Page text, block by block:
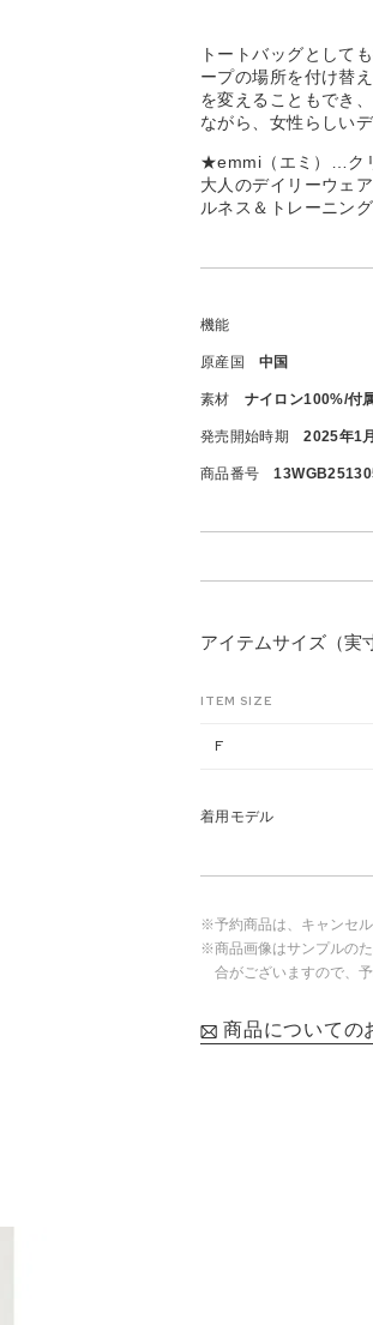
トートバッグとして
ープの場所を付け替
を変えることもでき
ながら、女性らしい
★emmi（エミ）…ク
大人のデイリーウェ
ルネス＆トレーニン
機能
原産国 中国
素材 ナイロン100%/付
発売開始時期 2025年1月
商品番号
アイテムサイズ（実
ITEM SIZE
F
着用モデル
※予約商品は、キャンセル
※商品画像はサンプルの
合がございますので、
商品についての